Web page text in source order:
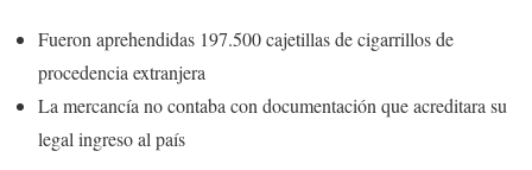
Fueron aprehendidas 197.500 cajetillas de cigarrillos de
procedencia extranjera
La mercancía no contaba con documentación que acreditara su
legal ingreso al país